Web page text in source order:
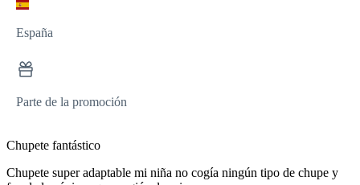
España
Parte de la promoción
Chupete fantástico
Chupete super adaptable mi niña no cogía ningún tipo de chupe y